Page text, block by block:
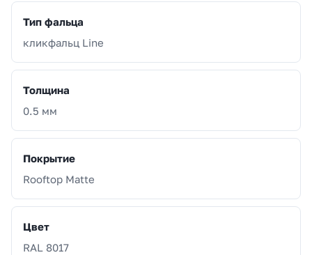
Тип фальца
кликфальц Line
Толщина
0.5 мм
Покрытие
Rooftop Matte
Цвет
RAL 8017